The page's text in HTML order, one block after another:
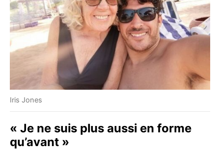
Iris Jones
« Je ne suis plus aussi en forme
qu’avant »